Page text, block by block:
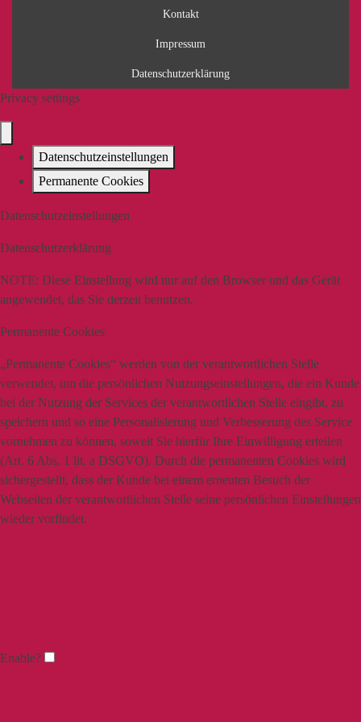
Kontakt
Impressum
Datenschutzerklärung
Privacy settings
Datenschutzeinstellungen
Permanente Cookies
Datenschutzeinstellungen
Datenschutzerklärung
NOTE: Diese Einstellung wird nur auf den Browser und das Gerät
angewendet, das Sie derzeit benutzen.
Permanente Cookies
„Permanente Cookies“ werden von der verantwortlichen Stelle
verwendet, um die persönlichen Nutzungseinstellungen, die ein Kunde
bei der Nutzung der Services der verantwortlichen Stelle eingibt, zu
speichern und so eine Personalisierung und Verbesserung des Service
vornehmen zu können, soweit Sie hierfür Ihre Einwilligung erteilen
(Art. 6 Abs. 1 lit. a DSGVO). Durch die permanenten Cookies wird
sichergestellt, dass der Kunde bei einem erneuten Besuch der
Webseiten der verantwortlichen Stelle seine persönlichen Einstellungen
wieder vorfindet.
Enable?